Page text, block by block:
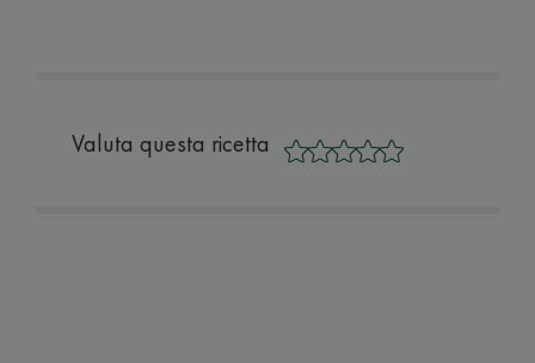
Valuta questa ricetta